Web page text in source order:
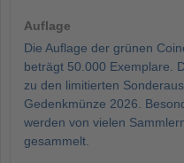
Auflage
Die Auflage der grünen
beträgt 50.000 Exemplare.
zu den limitierten
Gedenkmünze 2026.
werden von vielen
gesammelt.